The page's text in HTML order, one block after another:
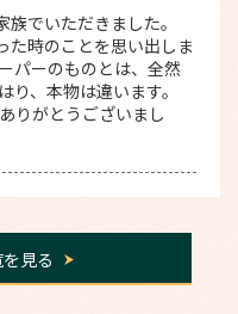
でいただきました。
た時のことを思い出しま
パーのものとは、全然
り、本物は違います。
りがとうございまし
見る